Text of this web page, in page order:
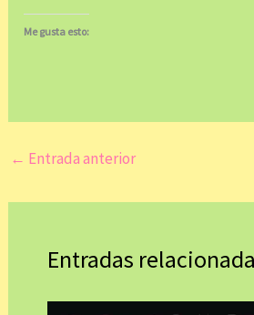
Me gusta esto:
← Entrada anterior
Entradas